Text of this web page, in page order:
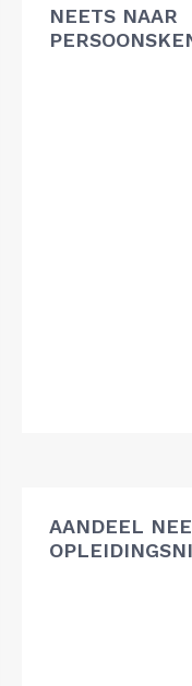
NEETS NAAR
AANDEEL